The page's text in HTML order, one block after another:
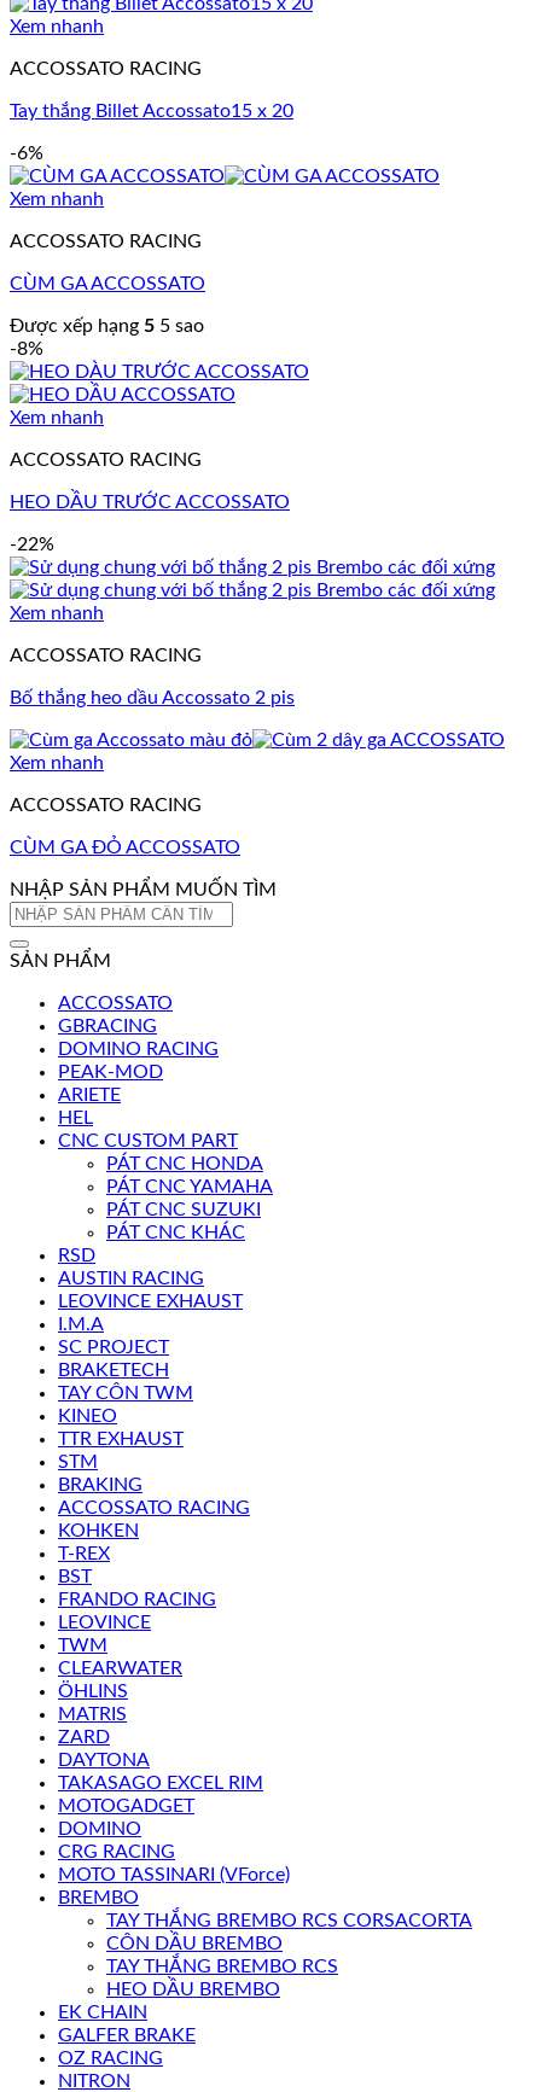
Xem nhanh
ACCOSSATO RACING
Tay thắng Billet Accossato15 x 20
-6%
Xem nhanh
ACCOSSATO RACING
CÙM GA ACCOSSATO
Được xếp hạng 5 5 sao
-8%
Xem nhanh
ACCOSSATO RACING
HEO DẦU TRƯỚC ACCOSSATO
-22%
Xem nhanh
ACCOSSATO RACING
Bố thắng heo dầu Accossato 2 pis
Xem nhanh
ACCOSSATO RACING
CÙM GA ĐỎ ACCOSSATO
NHẬP SẢN PHẨM MUỐN TÌM
Tìm
SẢN PHẨM
ACCOSSATO
GBRACING
DOMINO RACING
PEAK-MOD
ARIETE
HEL
CNC CUSTOM PART
PÁT CNC HONDA
PÁT CNC YAMAHA
PÁT CNC SUZUKI
PÁT CNC KHÁC
RSD
AUSTIN RACING
LEOVINCE EXHAUST
I.M.A
SC PROJECT
BRAKETECH
TAY CÔN TWM
KINEO
TTR EXHAUST
STM
BRAKING
ACCOSSATO RACING
KOHKEN
T-REX
BST
FRANDO RACING
LEOVINCE
TWM
CLEARWATER
ÖHLINS
MATRIS
ZARD
DAYTONA
TAKASAGO EXCEL RIM
MOTOGADGET
DOMINO
CRG RACING
MOTO TASSINARI (VForce)
BREMBO
TAY THẮNG BREMBO RCS CORSACORTA
CÔN DẦU BREMBO
TAY THẮNG BREMBO RCS
HEO DẦU BREMBO
EK CHAIN
GALFER BRAKE
OZ RACING
NITRON